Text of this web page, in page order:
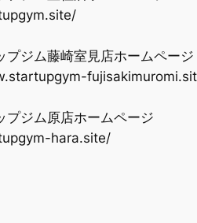
プジム藤崎室見店ホームページ
プジム原店ホームページ
hara.site/